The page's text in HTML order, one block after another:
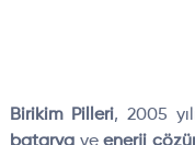
Birikim Pilleri, 2005